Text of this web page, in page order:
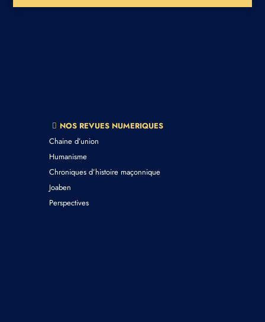
NOS REVUES NUMERIQUES
Chaine d’union
Humanisme
Chroniques d’histoire maçonnique
Joaben
Perspectives